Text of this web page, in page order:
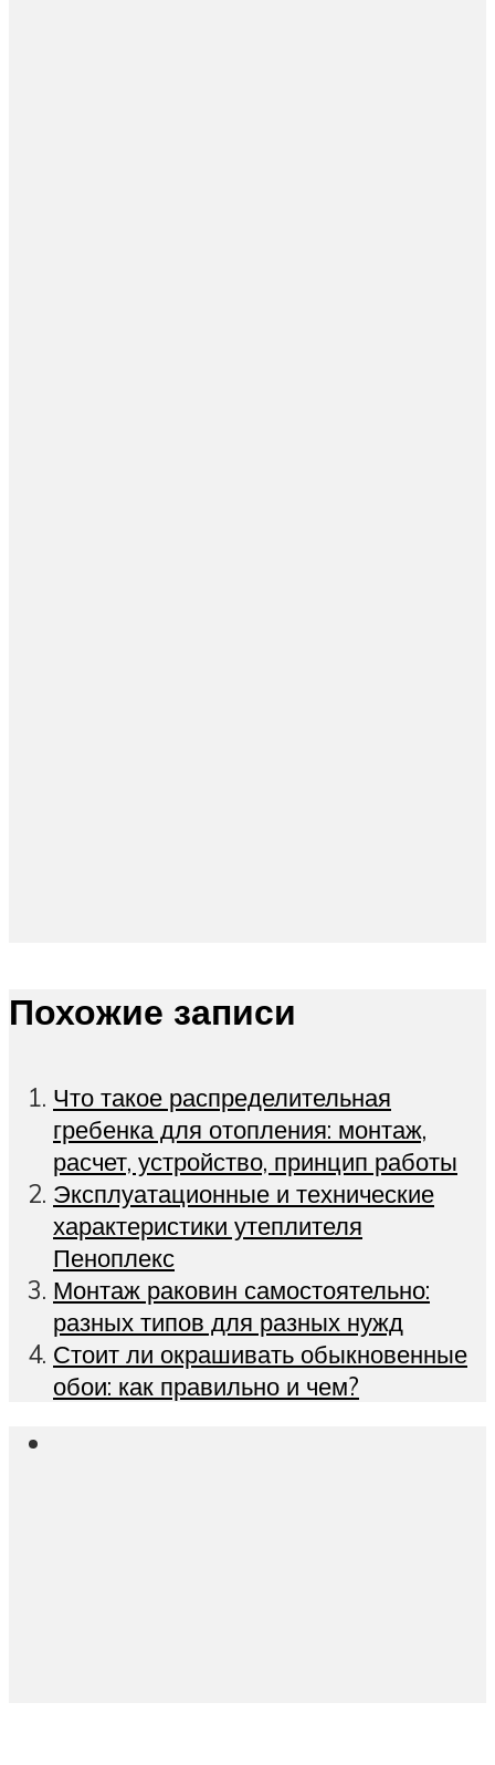
Похожие записи
Что такое распределительная
гребенка для отопления: монтаж,
расчет, устройство, принцип работы
Эксплуатационные и технические
характеристики утеплителя
Пеноплекс
Монтаж раковин самостоятельно:
разных типов для разных нужд
Стоит ли окрашивать обыкновенные
обои: как правильно и чем?